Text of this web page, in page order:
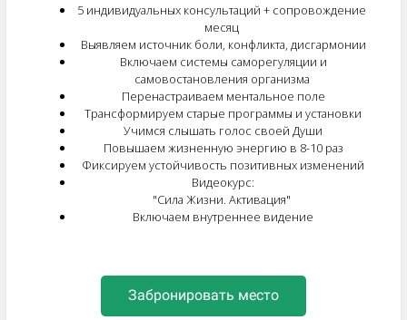
5 индивидуальных консультаций + сопровождение
месяц
Выявляем источник боли, конфликта, дисгармонии
Включаем системы саморегуляции и
самовостановления организма
Перенастраиваем ментальное поле
Трансформируем старые программы и установки
Учимся слышать голос своей Души
Повышаем жизненную энергию в 8-10 раз
Фиксируем устойчивость позитивных изменений
Видеокурс:
"Сила Жизни. Активация"
Включаем внутреннее видение
Забронировать место